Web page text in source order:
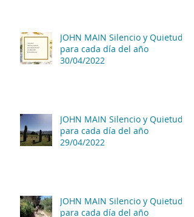
JOHN MAIN Silencio y Quietud
para cada día del año
30/04/2022
JOHN MAIN Silencio y Quietud
para cada día del año
29/04/2022
JOHN MAIN Silencio y Quietud
para cada día del año